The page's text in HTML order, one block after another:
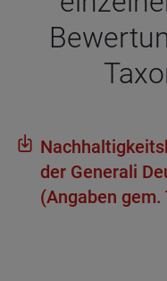
der Gene­rali
(Anga­ben gem.